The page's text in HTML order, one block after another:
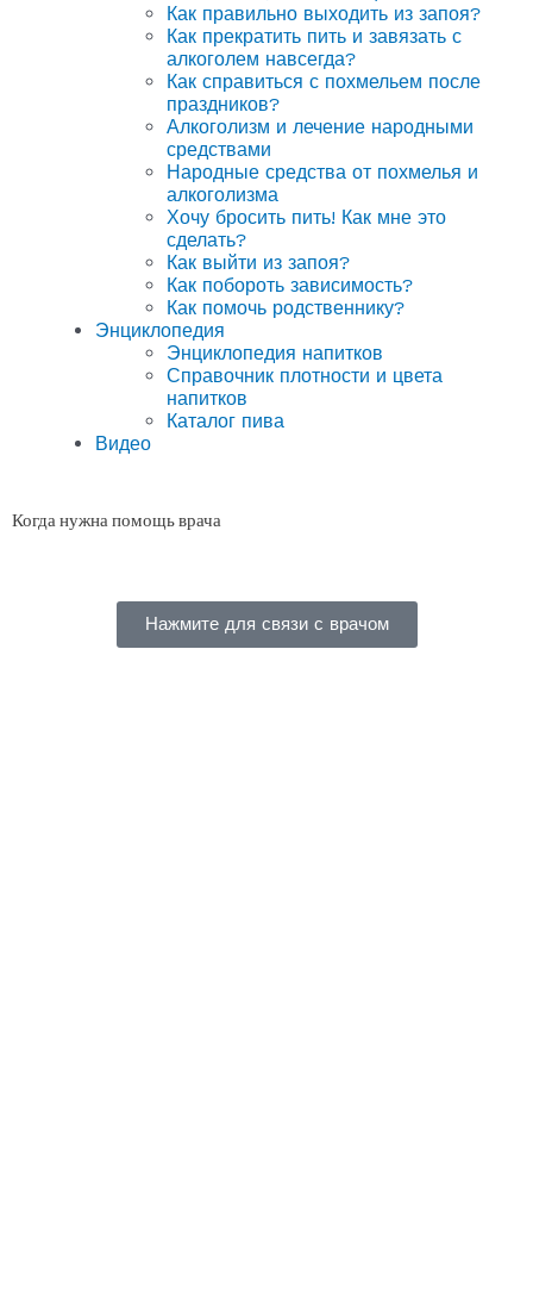
Как правильно выходить из запоя?
Как прекратить пить и завязать с
алкоголем навсегда?
Как справиться с похмельем после
праздников?
Алкоголизм и лечение народными
средствами
Народные средства от похмелья и
алкоголизма
Хочу бросить пить! Как мне это
сделать?
Как выйти из запоя?
Как побороть зависимость?
Как помочь родственнику?
Энциклопедия
Энциклопедия напитков
Справочник плотности и цвета
напитков
Каталог пива
Видео
Когда нужна помощь врача
Нажмите для связи с врачом